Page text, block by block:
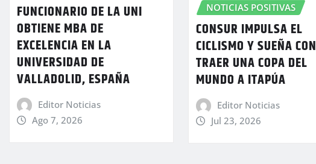
FUNCIONARIO DE LA UNI
OBTIENE MBA DE
EXCELENCIA EN LA
UNIVERSIDAD DE
VALLADOLID, ESPAÑA
Editor Noticias
Ago 7, 2026
NOTICIAS POSITIVAS
CONSUR IMPULSA EL
CICLISMO Y SUEÑA CON
TRAER UNA COPA DEL
MUNDO A ITAPÚA
Editor Noticias
Jul 23, 2026